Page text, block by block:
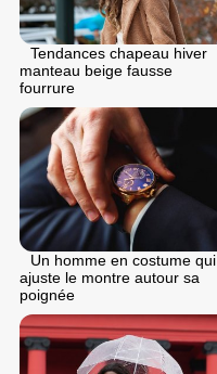
Tendances chapeau hiver
manteau beige fausse
fourrure
Un homme en costume qui
ajuste le montre autour sa
poignée